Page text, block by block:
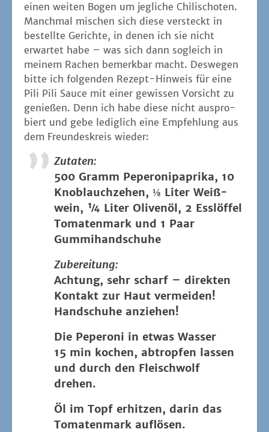
einen wei­ten Bogen um jeg­li­che Chi­li­scho­ten.
Manch­mal mischen sich die­se ver­steckt in
bestell­te Gerich­te, in denen ich sie nicht
erwar­tet habe – was sich dann sogleich in
mei­nem Rachen bemerk­bar macht. Des­we­gen
bit­te ich fol­gen­den Rezept-Hin­weis für eine
Pili Pili Sau­ce mit einer gewis­sen Vor­sicht zu
genie­ßen. Denn ich habe die­se nicht aus­pro­
biert und gebe ledig­lich eine Emp­feh­lung aus
dem Freun­des­kreis wieder:
Zuta­ten:
500 Gramm Pepe­ro­ni­pa­pri­ka, 10
Knob­lauch­ze­hen, ⅛ Liter Weiß­
wein, ¼ Liter Oli­ven­öl, 2 Ess­löf­fel
Toma­ten­mark und 1 Paar
Gummihandschuhe
Zube­rei­tung:
Ach­tung, sehr scharf – direk­ten
Kon­takt zur Haut ver­mei­den!
Hand­schu­he anziehen!
Die Pepe­ro­ni in etwas Was­ser
15 min kochen, abtrop­fen las­sen
und durch den Fleisch­wolf
drehen.
Öl im Topf erhit­zen, dar­in das
Toma­ten­mark auflösen.